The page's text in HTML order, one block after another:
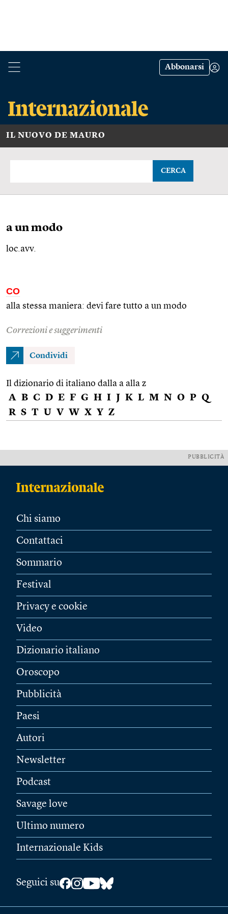
Abbonarsi
IL NUOVO DE MAURO
CERCA
a un modo
loc.avv.
CO
alla stessa maniera: devi fare tutto a un modo
Correzioni e suggerimenti
Condividi
Il dizionario di italiano dalla a alla z
A B C D E F G H I J K L M N O P Q
R S T U V W X Y Z
PUBBLICITÀ
Chi siamo
Contattaci
Sommario
Festival
Privacy e cookie
Video
Dizionario italiano
Oroscopo
Pubblicità
Paesi
Autori
Newsletter
Podcast
Savage love
Ultimo numero
Internazionale Kids
Seguici su